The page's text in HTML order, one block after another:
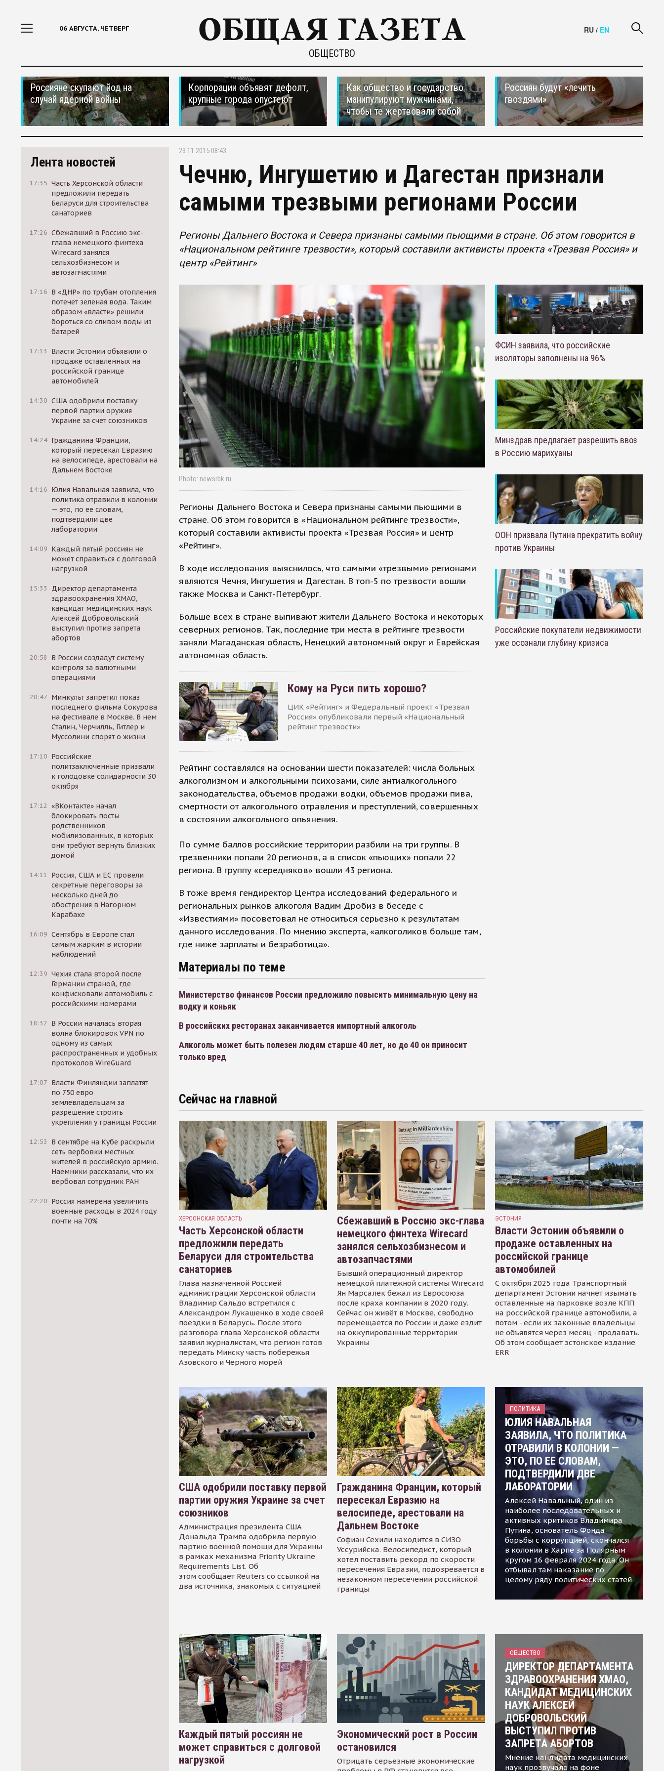
06 АВГУСТА, ЧЕТВЕРГ
ОБЩЕСТВО
RU / EN
Россияне скупают йод на
случай ядерной войны
Корпорации объявят дефолт,
крупные города опустеют
Как общество и государство
манипулируют мужчинами,
чтобы те жертвовали собой
Россиян будут «лечить
гвоздями»
Лента новостей
17:35 Часть Херсонской области
предложили передать
Беларуси для строительства
санаториев
17:26 Сбежавший в Россию экс-
глава немецкого финтеха
Wirecard занялся
сельхозбизнесом и
автозапчастями
17:16 В «ДНР» по трубам отопления
потечет зеленая вода. Таким
образом «власти» решили
бороться со сливом воды из
батарей
17:13
Власти Эстонии объявили о
продаже оставленных на
российской границе
автомобилей
14:30 США одобрили поставку
первой партии оружия
Украине за счет союзников
14:24 Гражданина Франции,
который пересекал Евразию
на велосипеде, арестовали на
Дальнем Востоке
14:16 Юлия Навальная заявила, что
политика отравили в колонии
— это, по ее словам,
подтвердили две
лаборатории
14:09 Каждый пятый россиян не
может справиться с долговой
нагрузкой
15:33
Директор департамента
здравоохранения ХМАО,
кандидат медицинских наук
Алексей Добровольский
выступил против запрета
абортов
20:58
В России создадут систему
контроля за валютными
операциями
20:47 Минкульт запретил показ
последнего фильма Сокурова
на фестивале в Москве. В нем
Сталин, Черчилль, Гитлер и
Муссолини спорят о жизни
17:10 Российские
политзаключенные призвали
к голодовке солидарности 30
октября
17:12 «ВКонтакте» начал
блокировать посты
родственников
мобилизованных, в которых
они требуют вернуть близких
домой
14:11
Россия, США и ЕС провели
секретные переговоры за
несколько дней до
обострения в Нагорном
Карабахе
16:09 Сентябрь в Европе стал
самым жарким в истории
наблюдений
12:39 Чехия стала второй после
Германии страной, где
конфисковали автомобиль с
российскими номерами
18:32
В России началась вторая
волна блокировок VPN по
одному из самых
распространенных и удобных
протоколов WireGuard
17:07 Власти Финляндии заплатят
по 750 евро
землевладельцам за
разрешение строить
укрепления у границы России
12:53
В сентябре на Кубе раскрыли
сеть вербовки местных
жителей в российскую армию.
Наемники рассказали, что их
вербовал сотрудник РАН
22:20 Россия намерена увеличить
военные расходы в 2024 году
почти на 70%
23.11.2015 08:43
Чечню, Ингушетию и Дагестан признали
самыми трезвыми регионами России
Регионы Дальнего Востока и Севера признаны самыми пьющими в стране. Об этом говорится в
«Национальном рейтинге трезвости», который составили активисты проекта «Трезвая Россия» и
центр «Рейтинг»
Photo: newsrbk.ru
Регионы Дальнего Востока и Севера признаны самыми пьющими в
стране. Об этом говорится в «Национальном рейтинге трезвости»,
который составили активисты проекта «Трезвая Россия» и центр
«Рейтинг».
В ходе исследования выяснилось, что самыми «трезвыми» регионами
являются Чечня, Ингушетия и Дагестан. В топ-5 по трезвости вошли
также Москва и Санкт-Петербург.
Больше всех в стране выпивают жители Дальнего Востока и некоторых
северных регионов. Так, последние три места в рейтинге трезвости
заняли Магаданская область, Ненецкий автономный округ и Еврейская
автономная область.
Кому на Руси пить хорошо?
ЦИК «Рейтинг» и Федеральный проект «Трезвая
Россия» опубликовали первый «Национальный
рейтинг трезвости»
Рейтинг составлялся на основании шести показателей: числа больных
алкоголизмом и алкогольными психозами, силе антиалкогольного
законодательства, объемов продажи водки, объемов продажи пива,
смертности от алкогольного отравления и преступлений, совершенных
в состоянии алкогольного опьянения.
По сумме баллов российские территории разбили на три группы. В
трезвенники попали 20 регионов, а в список «пьющих» попали 22
региона. В группу «середняков» вошли 43 региона.
В тоже время гендиректор Центра исследований федерального и
региональных рынков алкоголя Вадим Дробиз в беседе с
«Известиями» посоветовал не относиться серьезно к результатам
данного исследования. По мнению эксперта, «алкоголиков больше там,
где ниже зарплаты и безработица».
Материалы по теме
Министерство финансов России предложило повысить минимальную цену на
водку и коньяк
В российских ресторанах заканчивается импортный алкоголь
Алкоголь может быть полезен людям старше 40 лет, но до 40 он приносит
только вред
ФСИН заявила, что российские
изоляторы заполнены на 96%
Минздрав предлагает разрешить ввоз
в Россию марихуаны
ООН призвала Путина прекратить войну
против Украины
Российские покупатели недвижимости
уже осознали глубину кризиса
Сейчас на главной
ХЕРСОНСКАЯ ОБЛАСТЬ
Часть Херсонской области
предложили передать
Беларуси для строительства
санаториев
Глава назначенной Россией
администрации Херсонской области
Владимир Сальдо встретился с
Александром Лукашенко в ходе своей
поездки в Беларусь. После этого
разговора глава Херсонской области
заявил журналистам, что регион готов
передать Минску часть побережья
Азовского и Черного морей
Сбежавший в Россию экс-глава
немецкого финтеха Wirecard
занялся сельхозбизнесом и
автозапчастями
Бывший операционный директор
немецкой платёжной системы Wirecard
Ян Марсалек бежал из Евросоюза
после краха компании в 2020 году.
Сейчас он живёт в Москве, свободно
перемещается по России и даже ездит
на оккупированные территории
Украины
ЭСТОНИЯ
Власти Эстонии объявили о
продаже оставленных на
российской границе
автомобилей
С октября 2025 года Транспортный
департамент Эстонии начнет изымать
оставленные на парковке возле КПП
на российской границе автомобили, а
потом - если их законные владельцы
не объявятся через месяц - продавать.
Об этом сообщает эстонское издание
ERR
США одобрили поставку первой
партии оружия Украине за счет
союзников
Администрация президента США
Дональда Трампа одобрила первую
партию военной помощи для Украины
в рамках механизма Priority Ukraine
Requirements List. Об
этом сообщает Reuters со ссылкой на
два источника, знакомых с ситуацией
Гражданина Франции, который
пересекал Евразию на
велосипеде, арестовали на
Дальнем Востоке
Софиан Сехили находится в СИЗО
Уссурийска. Велосипедист, который
хотел поставить рекорд по скорости
пересечения Евразии, подозревается в
незаконном пересечении российской
границы
ПОЛИТИКА
ЮЛИЯ НАВАЛЬНАЯ
ЗАЯВИЛА, ЧТО ПОЛИТИКА
ОТРАВИЛИ В КОЛОНИИ —
ЭТО, ПО ЕЕ СЛОВАМ,
ПОДТВЕРДИЛИ ДВЕ
ЛАБОРАТОРИИ
Алексей Навальный, один из
наиболее последовательных и
активных критиков Владимира
Путина, основатель Фонда
борьбы с коррупцией, скончался
в колонии в Харпе за Полярным
кругом 16 февраля 2024 года. Он
отбывал там наказание по
целому ряду политических статей
Каждый пятый россиян не
может справиться с долговой
нагрузкой
Экономический рост в России
остановился
Отрицать серьезные экономические
ОБЩЕСТВО
ДИРЕКТОР ДЕПАРТАМЕНТА
ЗДРАВООХРАНЕНИЯ ХМАО,
КАНДИДАТ МЕДИЦИНСКИХ
НАУК АЛЕКСЕЙ
ДОБРОВОЛЬСКИЙ
ВЫСТУПИЛ ПРОТИВ
ЗАПРЕТА АБОРТОВ
Мнение кандидата медицинских
наук прозвучало на фоне